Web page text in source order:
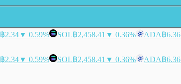
฿2.34▼ 0.59% SOL฿2,458.41 ▼ 0.36% ADA฿6.36
฿2.34▼ 0.59% SOL฿2,458.41 ▼ 0.36% ADA฿6.36